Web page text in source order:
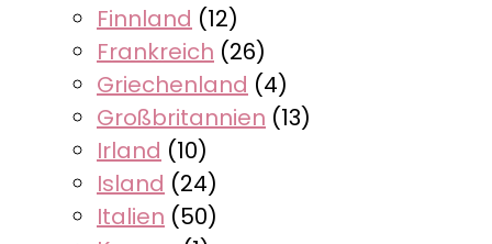
Finnland (12)
Frankreich (26)
Griechenland (4)
Großbritannien (13)
Irland (10)
Island (24)
Italien (50)